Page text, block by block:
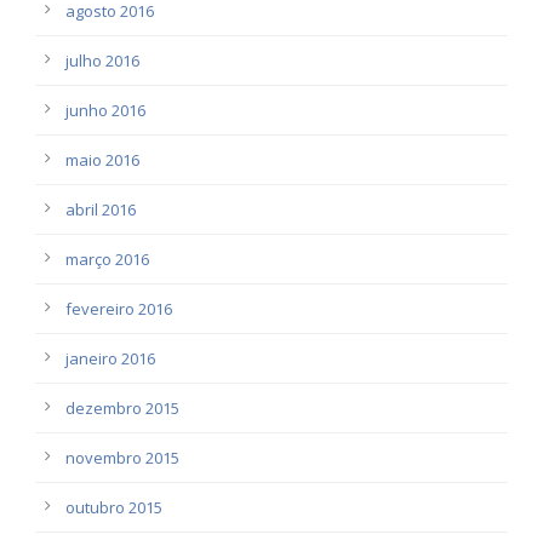
agosto 2016
julho 2016
junho 2016
maio 2016
abril 2016
março 2016
fevereiro 2016
janeiro 2016
dezembro 2015
novembro 2015
outubro 2015